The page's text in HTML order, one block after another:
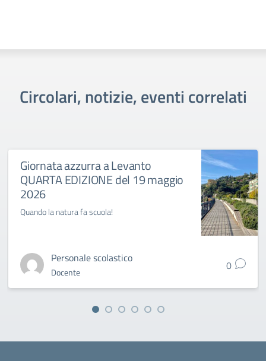
Circolari, notizie, eventi correlati
Giornata azzurra a Levanto
QUARTA EDIZIONE del 19 maggio
2026
Quando la natura fa scuola!
Personale scolastico
Docente 0